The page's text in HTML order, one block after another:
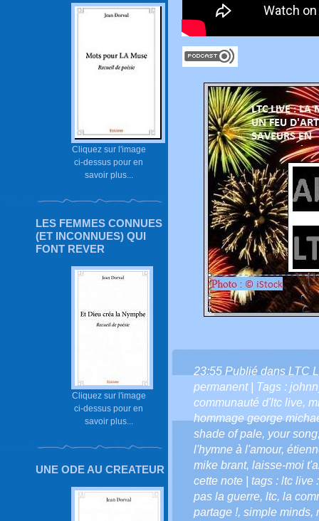
Cliquez sur l'image
ci-dessus pour en
savoir plus...
LES FEMMES CONNUES
(ET INCONNUES) QUI
FONT REVER
Cliquez sur l'image
ci-dessus pour en
savoir plus...
UNE ODE AU CREATEUR
23:55 Publié dans LTC
permanent| Tags :
communauté d'ltc live,
hommage george
shade of pale, your song
l'hymne à l'amour,
mike brant, laisse-moi
cette note | tags : ltc live
pas la guerre, ltc, la
partage !, simple minds,